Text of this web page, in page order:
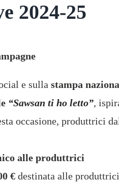
2024-25
e sulla stampa
“Sawsan ti ho letto”,
occasione, produttrici
alle produttrici
€destinata alle